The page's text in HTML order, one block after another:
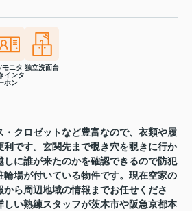
モニタ
インタ
ホン
独立洗面台
・クロゼットなど豊富なので、衣類や履
利です。玄関先まで覗き穴を覗きに行か
しに誰が来たのかを確認できるので防犯
輪場が付いている物件です。現在空家の
ら周辺地域の情報までお任せくださ
しい熟練スタッフが茨木市や阪急京都本